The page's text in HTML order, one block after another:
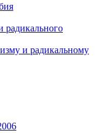
радикального
и радикальному